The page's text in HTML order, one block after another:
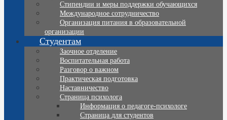
Стипендии и меры поддержки обучающихся
Международное сотрудничество
Организация питания в образовательной
организации
Студентам
Заочное отделение
Воспитательная работа
Разговор о важном
Практическая подготовка
Наставничество
Страница психолога
Информация о педагоге-психологе
Страница для студентов